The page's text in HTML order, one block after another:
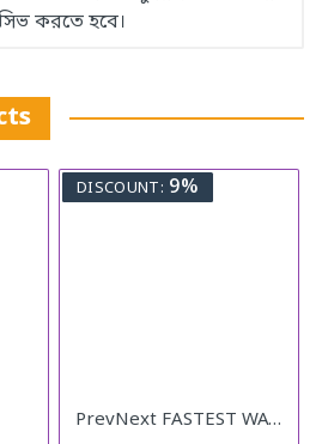
করতে হবে।
DISCOUNT: 9%
PrevNext FASTEST WAY TO STRAIGHTEN YOUR HAIR